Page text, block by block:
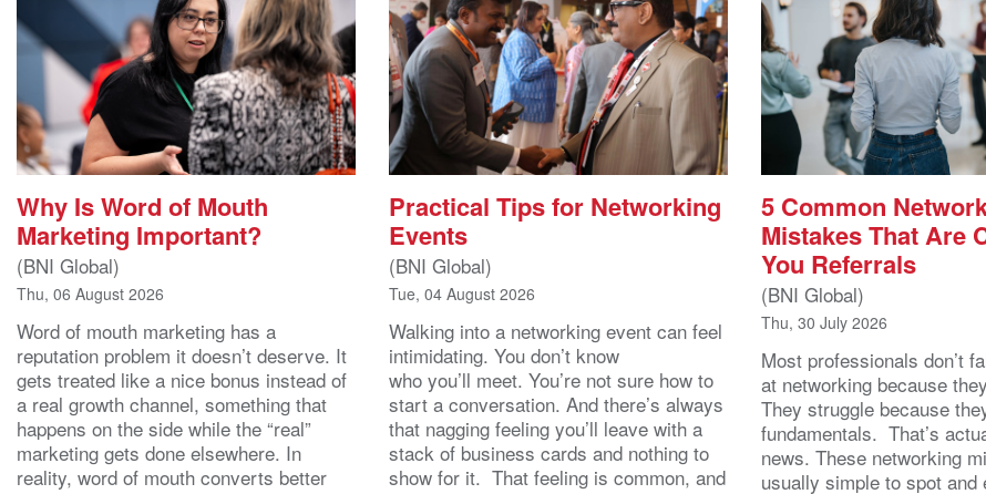
Why Is Word of Mouth
Marketing Important?
(BNI Global)
Thu, 06 August 2026
Word of mouth marketing has a
reputation problem it doesn’t deserve. It
gets treated like a nice bonus instead of
a real growth channel, something that
happens on the side while the “real”
marketing gets done elsewhere. In
reality, word of mouth converts better
Practical Tips for Networking
Events
(BNI Global)
Tue, 04 August 2026
Walking into a networking event can feel
intimidating. You don’t know
who you’ll meet. You’re not sure how to
start a conversation. And there’s always
that nagging feeling you’ll leave with a
stack of business cards and nothing to
show for it. That feeling is common, and
5 Common
Mistakes That Are
You Referrals
(BNI Global)
Thu, 30 July 2026
Most professionals don’t
at networking because
They struggle because
fundamentals. That’s
news. These networking
usually simple to spot and